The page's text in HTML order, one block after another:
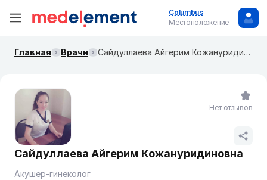
Columbus
Местоположение
Главная Врачи Сайдуллаева Айгерим Кожануридиновна
Сайдуллаева Айгерим Кожануридиновна
Акушер-гинеколог
Нет отзывов